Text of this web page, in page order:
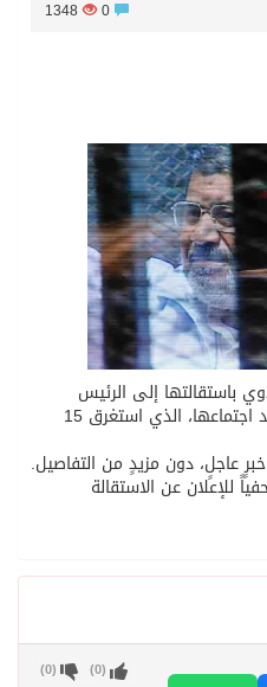
1348
باستقالتها إلى الرئيس
المصري المؤقت عدلي منصور، بعد اجتماعها، الذي استغرق 15
عاجلٍ، دون مزيدٍ من التفاصيل.
للإعلان عن الاستقالة
(
0
) (
0
)